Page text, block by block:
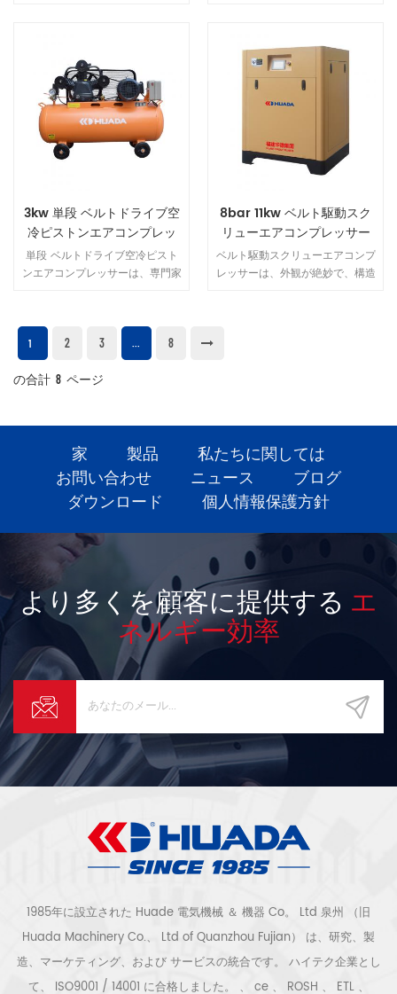
圧力 できません 上昇し、 二段式
圧縮空気圧縮機 すべき 利用され
る 。
業界で広く使用されています。
1。安定 空気の寿命を保証するパ
フォーマンスポンプとモーター
compressor.our モーターは熱保
出荷前に各製品の信頼性と安全性
を確認するために、全圧で工場で
のカバー 4。キャスト 強度と 耐
久性のための鉄ボンベ。 5。低
スムーズな操作のための振動 モ
デル HS2508 圧力（Mpa） 0.7
海岸の都市 泉州にあります。同
社は国内最大の空気圧縮機専門メ
ーカーの1つであり、設備は 現在
現在 当社は革新的で ハイテク
enterprise.We 一連のピストンお
サーの開発、設計、製造を専門と
しています。同社は、ISO9001：
2000、中国のユニバーサル機械
認証、およびccc認証、CE認証、
CQC認証、および ETL の品質テ
ストを取得しています。
certification.In 2002年、ドイツ
GHH-RAND と協力しました。お
よび ROTORCOMP および
AERZEN 生産を改善するための来
訪者 technique.And 生産の更
新、品質、グローバルな販売は、
常に当社の市場戦略です。 2、ワ
ークショップ ＆ 装置 私たち 高
な生産 line.We 製造プロセス全
体を通して厳格な品質管理手順を
実践する from 原材料の調達、部
品の加工、機械の組み立て、試験
資格 証明書 私たち ISO に合格し
ました 9001：2015、ISO
14001：2015、IATF16949：
2016 certifications.Most 合格し
た製品の数 CE、RoHS、TUV、
3kw 単段 ベルトドライブ空
冷ピストンエアコンプレッ
サー
単段 ベルトドライブ空冷ピスト
ンエアコンプレッサーは、専門家
職場で多目的に使用できます。イ
ンパクトガン、ラチェット、グラ
インダー、ドリル、釘打機、ペイ
ントスプレー、サンダーなどに動
8bar 11kw ベルト駆動スク
リューエアコンプレッサー
ベルト駆動スクリューエアコンプ
レッサーは、外観が絶妙で、構造
1 2 3 ... 8
の合計 8 ページ
家 製品
私たちに関しては
お問い合わせ
ニュース
ブログ
ダウンロード
個人情報保護方針
より多くを顧客に提供する エ
ネルギー効率
1985年に設立された Huade 電気機械 ＆ 機器 Co。 Ltd 泉州 （旧
Huada Machinery Co.、 Ltd of Quanzhou Fujian） は、研究、製
造、マーケティング、および サービスの統合です。 ハイテク企業とし
て、 ISO9001 / 14001 に合格しました。 、 ce 、 ROSH 、 ETL 、